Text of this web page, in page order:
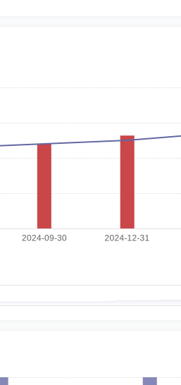
士。中国注册会计师、中国注册资产评估师
、云知声智能科技股份有限公司独立董事、
学历：硕士 任职日期：2016-12-01
证券相关从业经验，已取得基金从业资格。